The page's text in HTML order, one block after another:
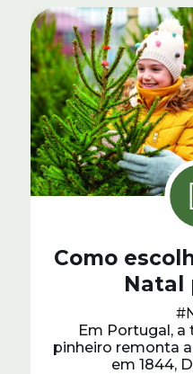
Como
Natal
Em Portugal,
pinheiro remonta
em 1844,